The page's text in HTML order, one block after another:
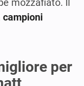
mozzafiato. Il
campioni
per